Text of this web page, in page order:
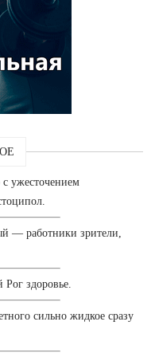
с ужесточением
— работники зрители,
здоровье.
сильно жидкое сразу